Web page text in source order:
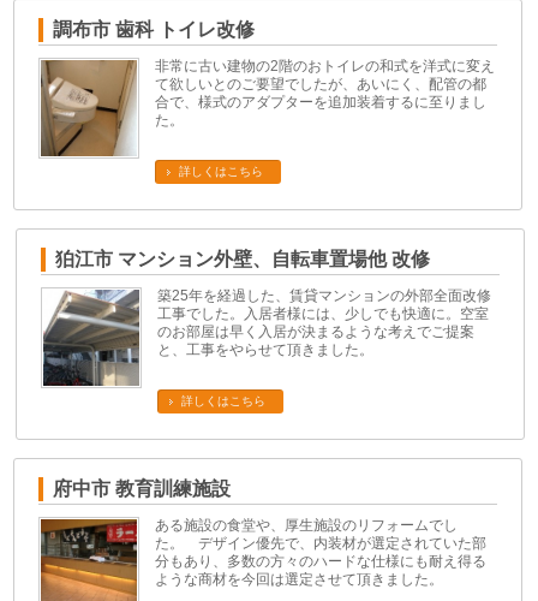
調布市 歯科 トイレ改修
非常に古い建物の2階のおトイレの和式を洋式に変え
て欲しいとのご要望でしたが、あいにく、配管の都
合で、様式のアダプターを追加装着するに至りまし
た。
詳しくはこちら
狛江市 マンション外壁、自転車置場他 改修
築25年を経過した、賃貸マンションの外部全面改修
工事でした。入居者様には、少しでも快適に。空室
のお部屋は早く入居が決まるような考えでご提案
と、工事をやらせて頂きました。
詳しくはこちら
府中市 教育訓練施設
ある施設の食堂や、厚生施設のリフォームでし
た。 デザイン優先で、内装材が選定されていた部
分もあり、多数の方々のハードな仕様にも耐え得る
ような商材を今回は選定させて頂きました。